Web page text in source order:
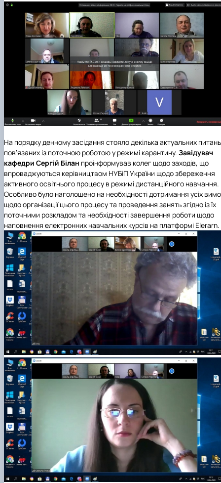
Кафедра англійської філології
Кафедра фізичної культури і спорту
Кафедра філософії та міжнародної
комунікації
Кафедра психології
Кафедра культурології
На порядку денному засідання стояло декілька актуальних
пов’язаних із поточною роботою у режимі карантину. Завідувач
кафедри Сергій Білан проінформував колег щодо заходів, що
впроваджуються керівництвом НУБіП України щодо збереження
активного освітнього процесу в режимі дистанційного навчання.
Особливо було наголошено на необхідності дотримання усіх
щодо організації цього процесу та проведення занять згідно із їх
поточними розкладом та необхідності завершення роботи щодо
наповнення електронних навчальних курсів на платформі Elerarn.